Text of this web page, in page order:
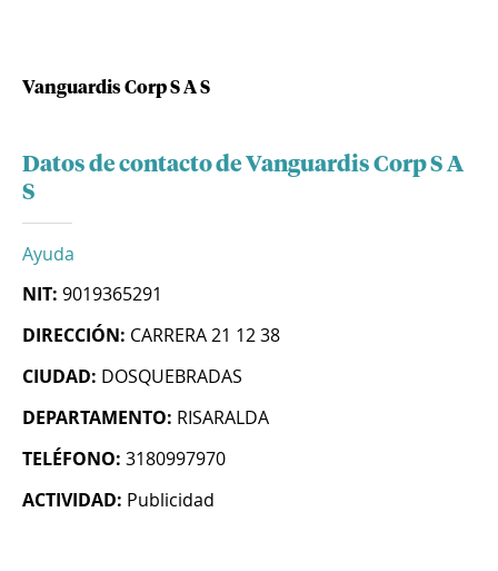
Vanguardis Corp S A S
Datos de contacto de Vanguardis Corp S A
S
Ayuda
NIT: 9019365291
DIRECCIÓN: CARRERA 21 12 38
CIUDAD: DOSQUEBRADAS
DEPARTAMENTO: RISARALDA
TELÉFONO: 3180997970
ACTIVIDAD: Publicidad